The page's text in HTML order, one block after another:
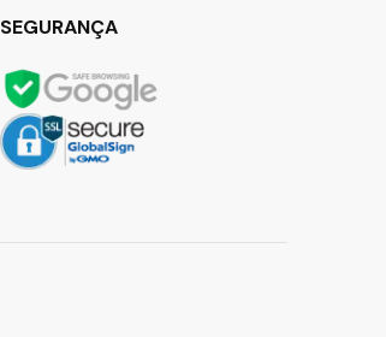
SEGURANÇA